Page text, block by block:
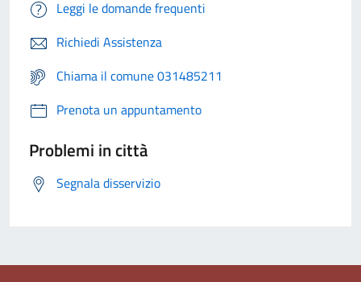
Leggi le domande frequenti
Richiedi Assistenza
Chiama il comune 031485211
Prenota un appuntamento
Problemi in città
Segnala disservizio